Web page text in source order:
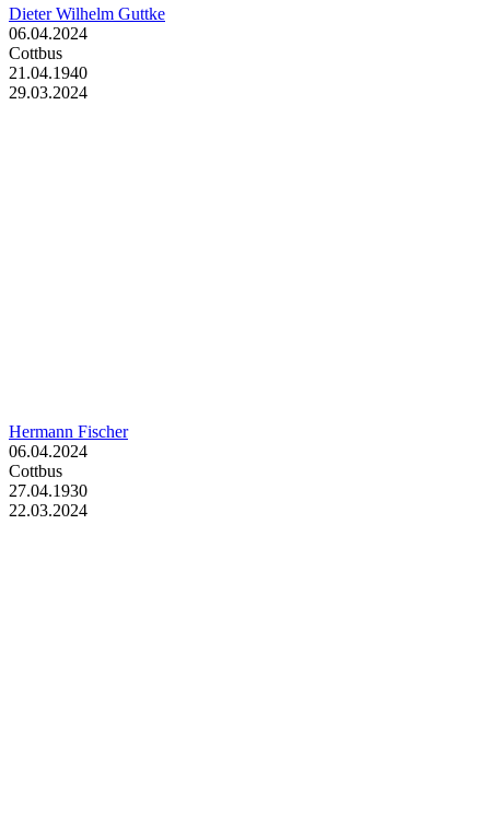
Dieter Wilhelm Guttke
06.04.2024
Cottbus
21.04.1940
29.03.2024
Hermann Fischer
06.04.2024
Cottbus
27.04.1930
22.03.2024